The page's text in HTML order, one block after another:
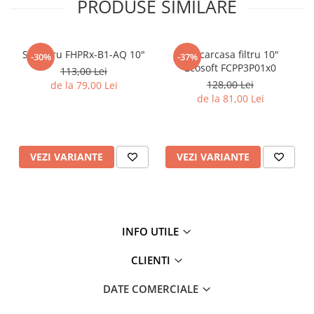
Instalații rezidentiale
Laboratoarele industriale
Dimensiuni (cm) : 17.5 x 34.5
Racorduri : 1” ;
Presiune [bar] : 6
PRODUSE SIMILARE
-30%
Set filtru FHPRx-B1-AQ 10"
113,00 Lei
de la 79,00 Lei
VEZI VARIANTE
-37%
Set carcasa filtru 10"
Ecosoft FCPP3P01x0
128,00 Lei
de la 81,00 Lei
VEZI VARIANTE
INFO UTILE
CLIENTI
DATE COMERCIALE